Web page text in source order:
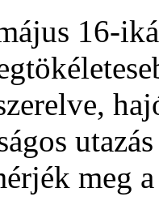
16-
meg